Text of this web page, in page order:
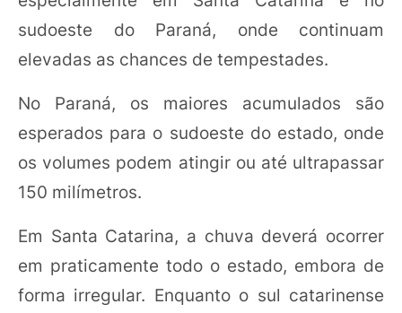
sudoeste do Paraná, onde continuam
elevadas as chances de tempestades.
No Paraná, os maiores acumulados são
esperados para o sudoeste do estado, onde
os volumes podem atingir ou até ultrapassar
150 milímetros.
Em Santa Catarina, a chuva deverá ocorrer
em praticamente todo o estado, embora de
forma irregular. Enquanto o sul catarinense